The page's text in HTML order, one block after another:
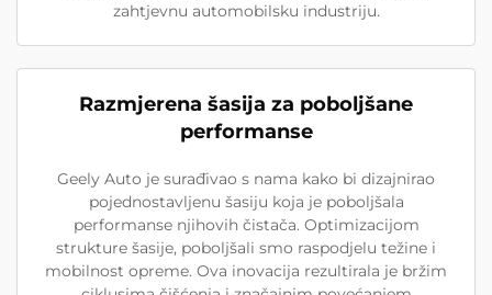
zahtjevnu automobilsku industriju.
Razmjerena šasija za poboljšane
performanse
Geely Auto je surađivao s nama kako bi dizajnirao
pojednostavljenu šasiju koja je poboljšala
performanse njihovih čistača. Optimizacijom
strukture šasije, poboljšali smo raspodjelu težine i
mobilnost opreme. Ova inovacija rezultirala je bržim